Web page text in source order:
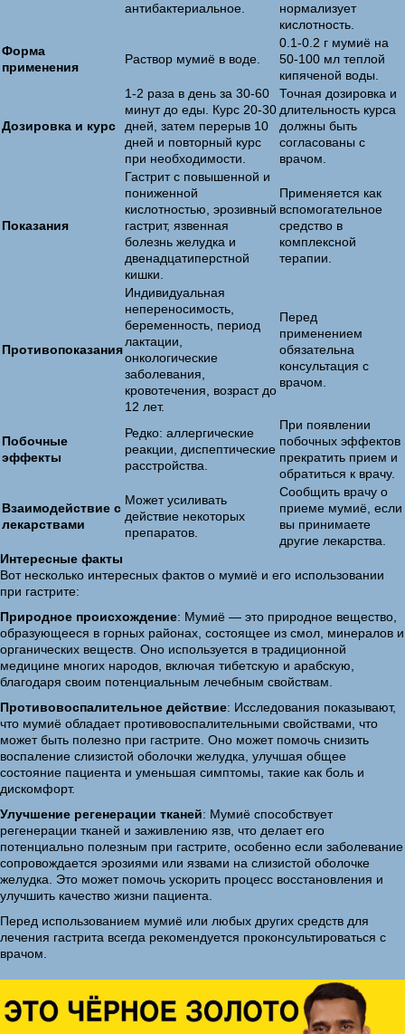
антибактериальное.
нормализует
кислотность.
Форма
применения
Раствор мумиё в воде.
0.1-0.2 г мумиё на
50-100 мл теплой
кипяченой воды.
Дозировка и курс
1-2 раза в день за 30-60
минут до еды. Курс 20-30
дней, затем перерыв 10
дней и повторный курс
при необходимости.
Точная дозировка и
длительность курса
должны быть
согласованы с
врачом.
Показания
Гастрит с повышенной и
пониженной
кислотностью, эрозивный
гастрит, язвенная
болезнь желудка и
двенадцатиперстной
кишки.
Применяется как
вспомогательное
средство в
комплексной
терапии.
Противопоказания
Индивидуальная
непереносимость,
беременность, период
лактации,
онкологические
заболевания,
кровотечения, возраст до
12 лет.
Перед
применением
обязательна
консультация с
врачом.
Побочные
эффекты
Редко: аллергические
реакции, диспептические
расстройства.
При появлении
побочных эффектов
прекратить прием и
обратиться к врачу.
Взаимодействие с
лекарствами
Может усиливать
действие некоторых
препаратов.
Сообщить врачу о
приеме мумиё, если
вы принимаете
другие лекарства.
Интересные факты
Вот несколько интересных фактов о мумиё и его использовании
при гастрите:
Природное происхождение: Мумиё — это природное вещество,
образующееся в горных районах, состоящее из смол, минералов и
органических веществ. Оно используется в традиционной
медицине многих народов, включая тибетскую и арабскую,
благодаря своим потенциальным лечебным свойствам.
Противовоспалительное действие: Исследования показывают,
что мумиё обладает противовоспалительными свойствами, что
может быть полезно при гастрите. Оно может помочь снизить
воспаление слизистой оболочки желудка, улучшая общее
состояние пациента и уменьшая симптомы, такие как боль и
дискомфорт.
Улучшение регенерации тканей: Мумиё способствует
регенерации тканей и заживлению язв, что делает его
потенциально полезным при гастрите, особенно если заболевание
сопровождается эрозиями или язвами на слизистой оболочке
желудка. Это может помочь ускорить процесс восстановления и
улучшить качество жизни пациента.
Перед использованием мумиё или любых других средств для
лечения гастрита всегда рекомендуется проконсультироваться с
врачом.